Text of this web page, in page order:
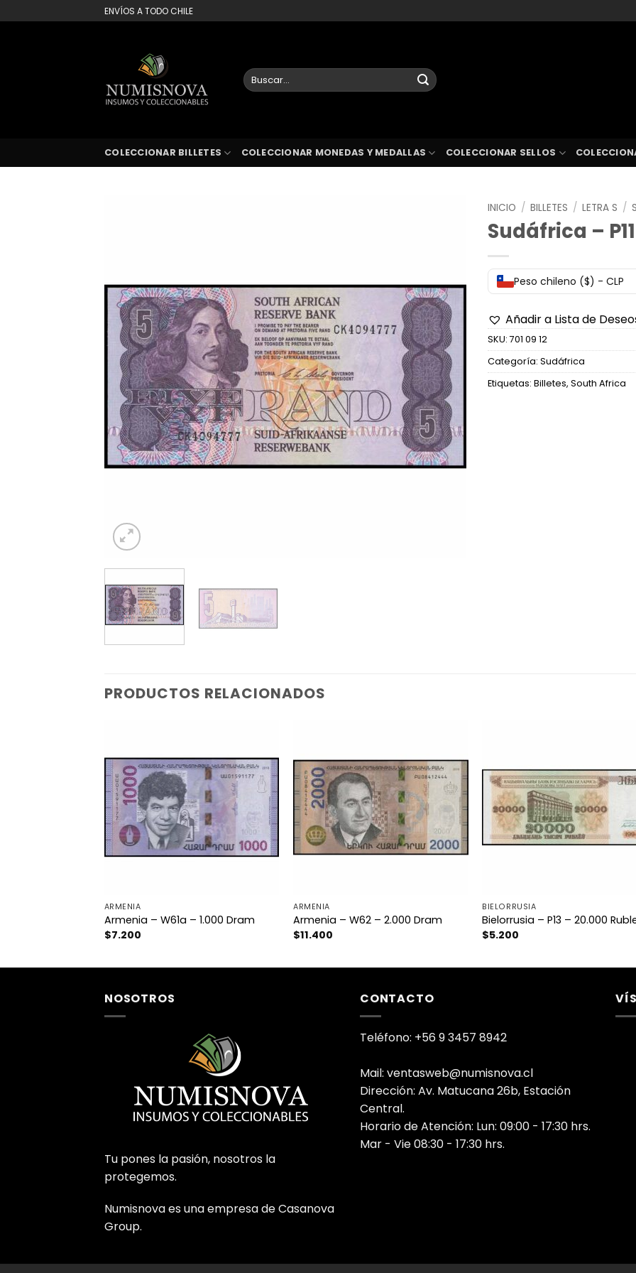
al
ENVÍOS A TODO CHILE
Buscar
por:
COLECCIONAR BILLETES COLECCIONAR MONEDAS Y MEDALLAS COLECCIONAR SELLOS
INICIO / BILLETES / LETRA S /
Sudáfrica –
Peso chileno ($) - CLP
Añadir a Lista de
SKU: 701 09 12
Categoría: Sudáfrica
Etiquetas: Billetes, South Africa
PRODUCTOS RELACIONADOS
ARMENIA
Armenia – W61a – 1.000 Dram
$7.200
ARMENIA
Armenia – W62 – 2.000 Dram
$11.400
BIELORRUSIA
Bielorrusia – P13 – 20.000
$5.200
NOSOTROS
Tu pones la pasión, nosotros la
protegemos.
Numisnova es una empresa de Casanova
Group.
CONTACTO
Teléfono: +56 9 3457 8942
Mail: ventasweb@numisnova.cl
Dirección: Av. Matucana 26b, Estación
Central.
Horario de Atención: Lun: 09:00 - 17:30 hrs.
Mar - Vie 08:30 - 17:30 hrs.